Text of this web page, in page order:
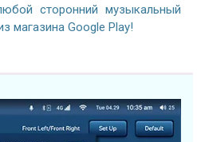
сторонний музыкальный
магазина Google Play!